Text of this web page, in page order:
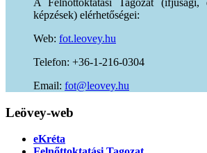
képzések) elérhetőségei:
Web: fot.leovey.hu
Telefon: +36-1-216-0304
Email:
uh.yevoel@t
of
Leövey-web
eKréta